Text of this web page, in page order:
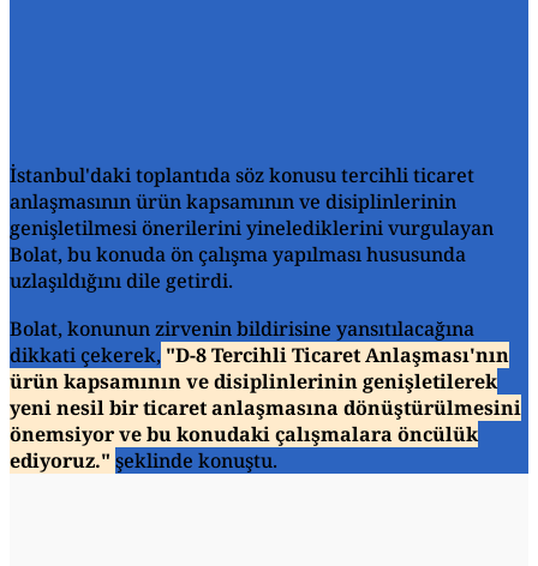
İstanbul'daki toplantıda söz konusu tercihli ticaret
anlaşmasının ürün kapsamının ve disiplinlerinin
genişletilmesi önerilerini yinelediklerini vurgulayan
Bolat, bu konuda ön çalışma yapılması hususunda
uzlaşıldığını dile getirdi.
Bolat, konunun zirvenin bildirisine yansıtılacağına
dikkati çekerek, "D-8 Tercihli Ticaret Anlaşması'nın
ürün kapsamının ve disiplinlerinin genişletilerek
yeni nesil bir ticaret anlaşmasına dönüştürülmesini
önemsiyor ve bu konudaki çalışmalara öncülük
ediyoruz." şeklinde konuştu.